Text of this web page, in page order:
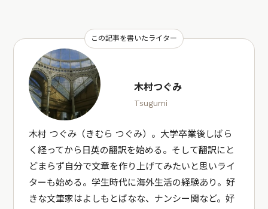
この記事を書いたライター
木村つぐみ
Tsugumi
木村 つぐみ（きむら つぐみ）。大学卒業後しばら
く経ってから日英の翻訳を始める。そして翻訳にと
どまらず自分で文章を作り上げてみたいと思いライ
ターも始める。学生時代に海外生活の経験あり。好
きな文筆家はよしもとばなな、ナンシー関など。好